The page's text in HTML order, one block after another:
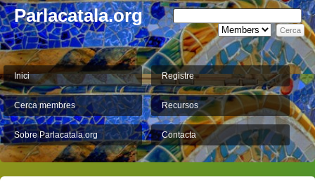
Parlacatala.org
Inici Registre
Cerca membres Recursos
Sobre Parlacatala.org Contacta